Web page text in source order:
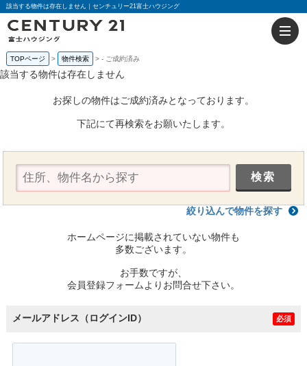
該当する物件は存在しません｜センチュリー21富士ハウジング
TOPページ 物件検索 - ご成約済み
該当する物件は存在しません
お探しの物件はご成約済みとなっております。
下記にて再検索をお願いたします。
絞り込んで物件を探す
ホームページに掲載されていない物件も
多数ございます。
お手数ですが、
会員登録フォームよりお問合せ下さい。
メールアドレス（ログインID） 必須